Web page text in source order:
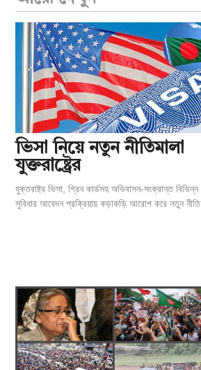
ভিসা নিয়ে নতুন নীতিমালা
যুক্তরাষ্ট্রের
যুক্তরাষ্ট্র ভিসা, গ্রিন কার্ডসহ অভিবাসন-সংক্রান্ত বিভিন্ন
সুবিধার আবেদন প্রক্রিয়ায় কড়াকড়ি আরোপ করে নতুন নীতি